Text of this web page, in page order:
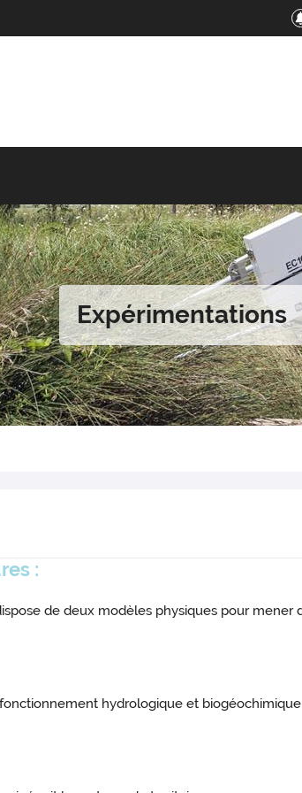
Expérimentations
:
de deux modèles physiques pour
hydrologique et